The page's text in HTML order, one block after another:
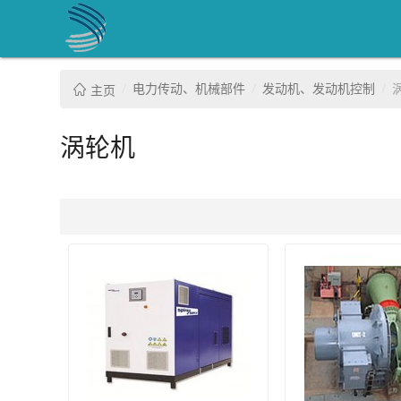
主页 电力传动、机械部件 发动机、发动机控制
涡轮机